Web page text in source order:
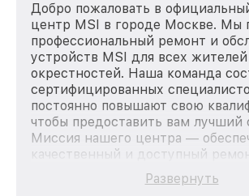
Добро пожаловать в
центр MSI в городе Москве. Мы
профессиональный ремонт и
устройств MSI для всех
окрестностей. Наша команда
сертифицированных
постоянно повышают свою
чтобы предоставить вам лучший
Миссия нашего центра —
качественный и доступный
каждого пользователя
зависимости от сложности
Развернуть